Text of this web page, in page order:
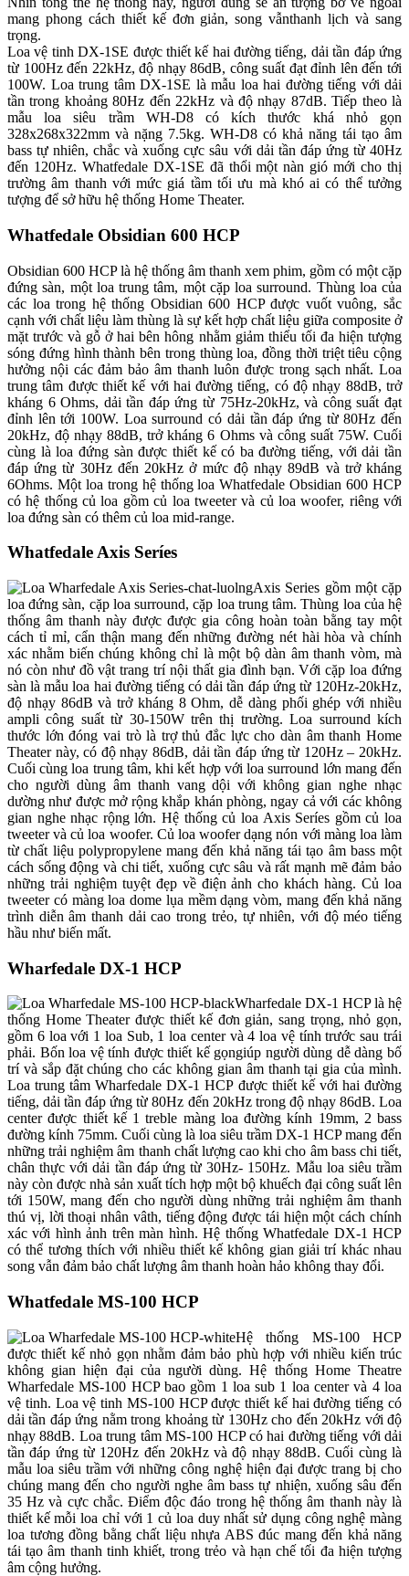
mang phong cách thiết kế đơn giản, song vẫnthanh lịch và sang
trọng.
Loa vệ tinh DX-1SE được thiết kế hai đường tiếng, dải tần đáp ứng
từ 100Hz đến 22kHz, độ nhạy 86dB, công suất đạt đỉnh lên đến tới
100W. Loa trung tâm DX-1SE là mẫu loa hai đường tiếng với dải
tần trong khoảng 80Hz đến 22kHz và độ nhạy 87dB. Tiếp theo là
mẫu loa siêu trầm WH-D8 có kích thước khá nhỏ gọn
328x268x322mm và nặng 7.5kg. WH-D8 có khả năng tái tạo âm
bass tự nhiên, chắc và xuống cực sâu với dải tần đáp ứng từ 40Hz
đến 120Hz. Whatfedale DX-1SE đã thổi một nàn gió mới cho thị
trường âm thanh với mức giá tầm tối ưu mà khó ai có thể tưởng
tượng để sở hữu hệ thống Home Theater.
Whatfedale Obsidian 600 HCP
Obsidian 600 HCP là hệ thống âm thanh xem phim, gồm có một cặp
đứng sàn, một loa trung tâm, một cặp loa surround. Thùng loa của
các loa trong hệ thống Obsidian 600 HCP được vuốt vuông, sắc
cạnh với chất liệu làm thùng là sự kết hợp chất liệu giữa composite ở
mặt trước và gỗ ở hai bên hông nhằm giảm thiểu tối đa hiện tượng
sóng đứng hình thành bên trong thùng loa, đồng thời triệt tiêu cộng
hưởng nội các đảm bảo âm thanh luôn được trong sạch nhất. Loa
trung tâm được thiết kế với hai đường tiếng, có độ nhạy 88dB, trở
kháng 6 Ohms, dải tần đáp ứng từ 75Hz-20kHz, và công suất đạt
đỉnh lên tới 100W. Loa surround có dải tần đáp ứng từ 80Hz đến
20kHz, độ nhạy 88dB, trở kháng 6 Ohms và công suất 75W. Cuối
cùng là loa đứng sàn được thiết kế có ba đường tiếng, với dải tần
đáp ứng từ 30Hz đến 20kHz ở mức độ nhạy 89dB và trở kháng
6Ohms. Một loa trong hệ thống loa Whatfedale Obsidian 600 HCP
có hệ thống củ loa gồm củ loa tweeter và củ loa woofer, riêng với
loa đứng sàn có thêm củ loa mid-range.
Whatfedale Axis Seríes
Axis Series gồm một cặp
loa đứng sàn, cặp loa surround, cặp loa trung tâm. Thùng loa của hệ
thống âm thanh này được được gia công hoàn toàn bằng tay một
cách tỉ mỉ, cẩn thận mang đến những đường nét hài hòa và chính
xác nhằm biến chúng không chỉ là một bộ dàn âm thanh vòm, mà
nó còn như đồ vật trang trí nội thất gia đình bạn. Với cặp loa đứng
sàn là mẫu loa hai đường tiếng có dải tần đáp ứng từ 120Hz-20kHz,
độ nhạy 86dB và trở kháng 8 Ohm, dễ dàng phối ghép với nhiều
ampli công suất từ 30-150W trên thị trường. Loa surround kích
thước lớn đóng vai trò là trợ thủ đắc lực cho dàn âm thanh Home
Theater này, có độ nhạy 86dB, dải tần đáp ứng từ 120Hz – 20kHz.
Cuối cùng loa trung tâm, khi kết hợp với loa surround lớn mang đến
cho người dùng âm thanh vang dội với không gian nghe nhạc
dường như được mở rộng khắp khán phòng, ngay cả với các không
gian nghe nhạc rộng lớn. Hệ thống củ loa Axis Seríes gồm củ loa
tweeter và củ loa woofer. Củ loa woofer dạng nón với màng loa làm
từ chất liệu polypropylene mang đến khả năng tái tạo âm bass một
cách sống động và chi tiết, xuống cực sâu và rất mạnh mẽ đảm bảo
những trải nghiệm tuyệt đẹp về điện ảnh cho khách hàng. Củ loa
tweeter có màng loa dome lụa mềm dạng vòm, mang đến khả năng
trình diễn âm thanh dải cao trong trẻo, tự nhiên, với độ méo tiếng
hầu như biến mất.
Wharfedale DX-1 HCP
Wharfedale DX-1 HCP là hệ
thống Home Theater được thiết kế đơn giản, sang trọng, nhỏ gọn,
gồm 6 loa với 1 loa Sub, 1 loa center và 4 loa vệ tính trước sau trái
phải. Bốn loa vệ tính được thiết kế gọngiúp người dùng dễ dàng bố
trí và sắp đặt chúng cho các không gian âm thanh tại gia của mình.
Loa trung tâm Wharfedale DX-1 HCP được thiết kế với hai đường
tiếng, dải tần đáp ứng từ 80Hz đến 20kHz trong độ nhạy 86dB. Loa
center được thiết kế 1 treble màng loa đường kính 19mm, 2 bass
đường kính 75mm. Cuối cùng là loa siêu trầm DX-1 HCP mang đến
những trải nghiệm âm thanh chất lượng cao khi cho âm bass chi tiết,
chân thực với dải tần đáp ứng từ 30Hz- 150Hz. Mẫu loa siêu trầm
này còn được nhà sản xuất tích hợp một bộ khuếch đại công suất lên
tới 150W, mang đến cho người dùng những trải nghiệm âm thanh
thú vị, lời thoại nhân vâth, tiếng động được tái hiện một cách chính
xác với hình ảnh trên màn hình. Hệ thống Whatfedale DX-1 HCP
có thể tương thích với nhiều thiết kế không gian giải trí khác nhau
song vẫn đảm bảo chất lượng âm thanh hoàn hảo không thay đổi.
Whatfedale MS-100 HCP
Hệ thống MS-100 HCP
được thiết kế nhỏ gọn nhằm đảm bảo phù hợp với nhiều kiến trúc
không gian hiện đại của người dùng. Hệ thống Home Theatre
Wharfedale MS-100 HCP bao gồm 1 loa sub 1 loa center và 4 loa
vệ tinh. Loa vệ tinh MS-100 HCP được thiết kế hai đường tiếng có
dải tần đáp ứng nằm trong khoảng từ 130Hz cho đến 20kHz với độ
nhạy 88dB. Loa trung tâm MS-100 HCP có hai đường tiếng với dải
tần đáp ứng từ 120Hz đến 20kHz và độ nhạy 88dB. Cuối cùng là
mẫu loa siêu trầm với những công nghệ hiện đại được trang bị cho
chúng mang đến cho người nghe âm bass tự nhiện, xuống sâu đến
35 Hz và cực chắc. Điểm độc đáo trong hệ thống âm thanh này là
thiết kế mỗi loa chỉ với 1 củ loa duy nhất sử dụng công nghệ màng
loa tương đồng bằng chất liệu nhựa ABS đúc mang đến khả năng
tái tạo âm thanh tinh khiết, trong trẻo và hạn chế tối đa hiện tượng
âm cộng hưởng.